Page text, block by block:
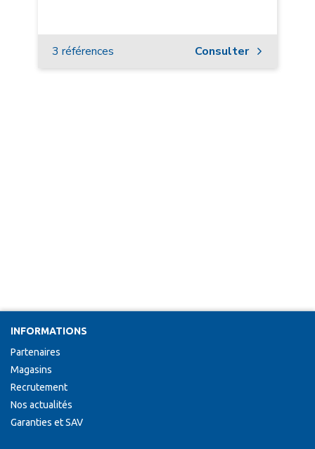
3 références Consulter
INFORMATIONS
Partenaires
Magasins
Recrutement
Nos actualités
Garanties et SAV